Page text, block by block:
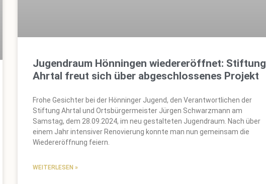
Jugendraum Hönningen wiedereröffnet: Stiftung
Ahrtal freut sich über abgeschlossenes Projekt
Frohe Gesichter bei der Hönninger Jugend, den Verantwortlichen der
Stiftung Ahrtal und Ortsbürgermeister Jürgen Schwarzmann am
Samstag, dem 28.09.2024, im neu gestalteten Jugendraum. Nach über
einem Jahr intensiver Renovierung konnte man nun gemeinsam die
Wiedereröffnung feiern.
WEITERLESEN »